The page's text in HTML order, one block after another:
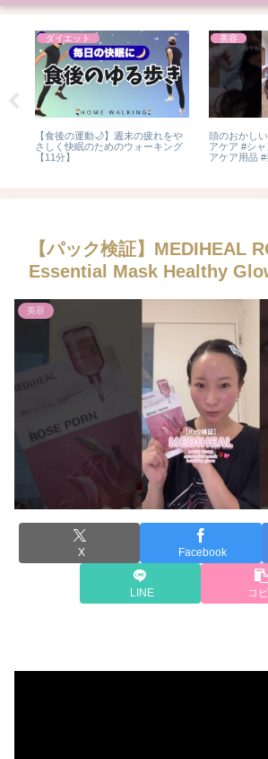
ダイエット
【食後の運動🌙】週末の疲れをや
さしく快眠のためのウォーキング
【11分】
美容
頭のおかし
アケア #シ
アケア用品 #
【パック検証】MEDIHEAL
Essential Mask Healthy
美容
X Facebook
LINE コ